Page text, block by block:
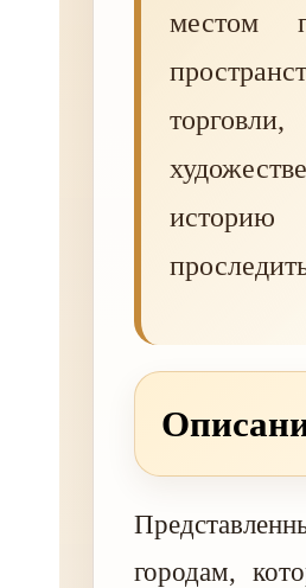
местом
городам,